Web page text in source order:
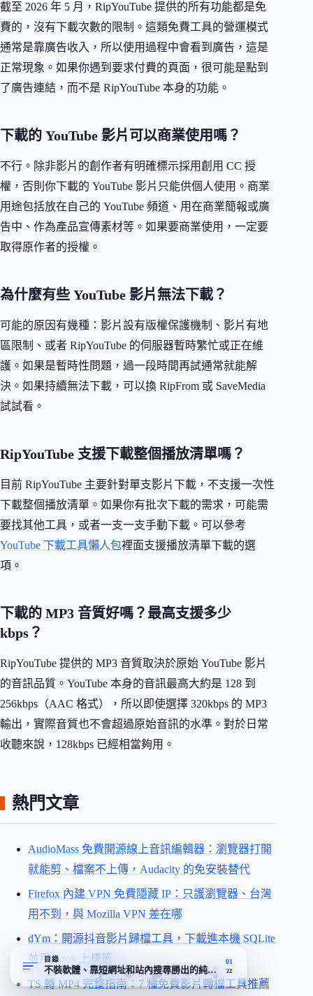
截至 2026 年 5 月，RipYouTube 提供的所有功能都是免
費的，沒有下載次數的限制。這類免費工具的營運模式
通常是靠廣告收入，所以使用過程中會看到廣告，這是
正常現象。如果你遇到要求付費的頁面，很可能是點到
了廣告連結，而不是 RipYouTube 本身的功能。
下載的 YouTube 影片可以商業使用嗎？
不行。除非影片的創作者有明確標示採用創用 CC 授
權，否則你下載的 YouTube 影片只能供個人使用。商業
用途包括放在自己的 YouTube 頻道、用在商業簡報或廣
告中、作為產品宣傳素材等。如果要商業使用，一定要
取得原作者的授權。
為什麼有些 YouTube 影片無法下載？
可能的原因有幾種：影片設有版權保護機制、影片有地
區限制、或者 RipYouTube 的伺服器暫時繁忙或正在維
護。如果是暫時性問題，過一段時間再試通常就能解
決。如果持續無法下載，可以換 RipFrom 或 SaveMedia
試試看。
RipYouTube 支援下載整個播放清單嗎？
目前 RipYouTube 主要針對單支影片下載，不支援一次性
下載整個播放清單。如果你有批次下載的需求，可能需
要找其他工具，或者一支一支手動下載。可以參考
YouTube 下載工具懶人包裡面支援播放清單下載的選
項。
下載的 MP3 音質好嗎？最高支援多少
kbps？
RipYouTube 提供的 MP3 音質取決於原始 YouTube 影片
的音訊品質。YouTube 本身的音訊最高大約是 128 到
256kbps（AAC 格式），所以即使選擇 320kbps 的 MP3
輸出，實際音質也不會超過原始音訊的水準。對於日常
收聽來說，128kbps 已經相當夠用。
熱門文章
AudioMass 免費開源線上音訊編輯器：瀏覽器打開
就能剪、檔案不上傳，Audacity 的免安裝替代
Firefox 內建 VPN 免費隱藏 IP：只護瀏覽器、台灣
用不到，與 Mozilla VPN 差在哪
dYm：開源抖音影片歸檔工具，下載進本機 SQLite
並用 Grok 上標籤
TS 轉 MP4 完整指南：7 種免費影片轉檔工具推薦
目錄
不裝軟體、靠短網址和站內搜尋勝出的純網頁下載器
01
22